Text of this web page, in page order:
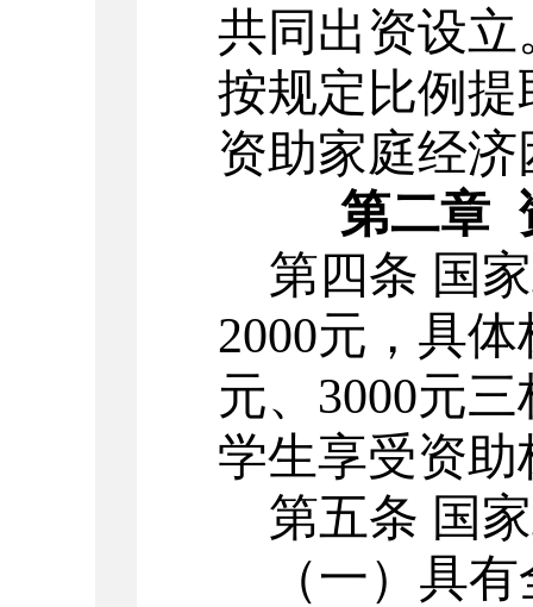
共同出资设
按规定比例
资助家庭经
第二章
第四条 国
2000元，具
元、 3000元三
学生享受资
第五条 国
（一）具